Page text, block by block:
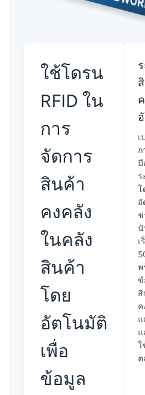
ใช้โดรน
RFID ใน
การ
จัดการ
สินค้า
คงคลัง
ในคลัง
สินค้า
โดย
อัตโนมัติ
เพื่อ
ข้อมูล
เ
ก
มื
ร
โ
ช่
นั
เ
พ
ข้
ค
แ
ใ
ต